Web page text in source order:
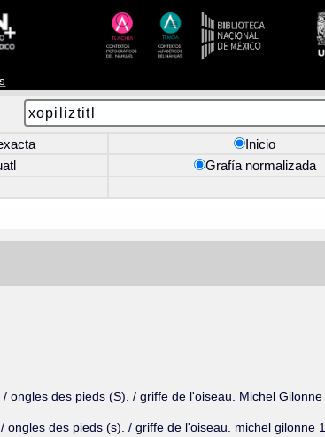
Inicio
Grafía normalizada
ongles des pieds (S). / griffe de l'oiseau. Michel
ongles des pieds (s). / griffe de l'oiseau. michel gilonne